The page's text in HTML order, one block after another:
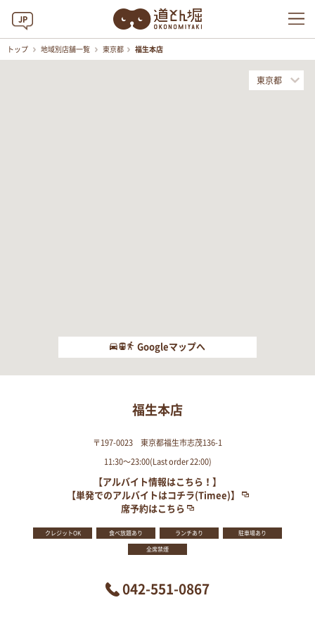
JP
トップ 地域別店舗一覧 東京都 福生本店
東京都
Googleマップへ
福生本店
〒197-0023 東京都福生市志茂136-1
11:30～23:00(Last order 22:00)
【アルバイト情報はこちら！】
【単発でのアルバイトはコチラ(Timee)】
席予約はこちら
クレジットOK 食べ放題あり ランチあり 駐車場あり
全席禁煙
042-551-0867